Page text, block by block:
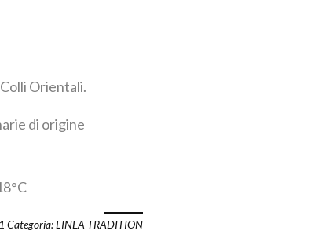
Orientali.
di origine
Categoria:LINEA TRADITION